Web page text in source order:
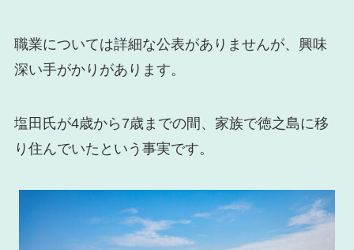
職業については詳細な公表がありませんが、興味
深い手がかりがあります。
塩田氏が4歳から7歳までの間、家族で徳之島に移
り住んでいたという事実です。